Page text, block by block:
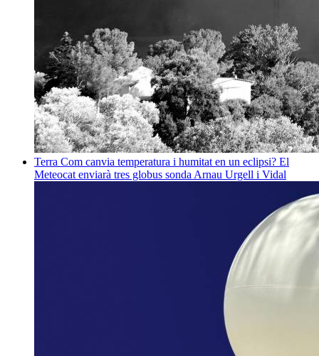
Terra Com canvia temperatura i humitat en un eclipsi? El
Meteocat enviarà tres globus sonda Arnau Urgell i Vidal